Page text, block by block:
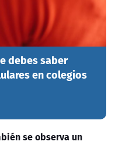
debes saber
en colegios
se observa un